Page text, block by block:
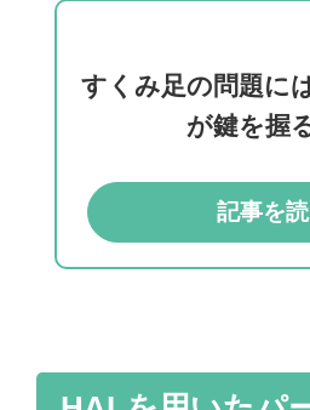
すくみ足の問題に
が鍵を握
記事を